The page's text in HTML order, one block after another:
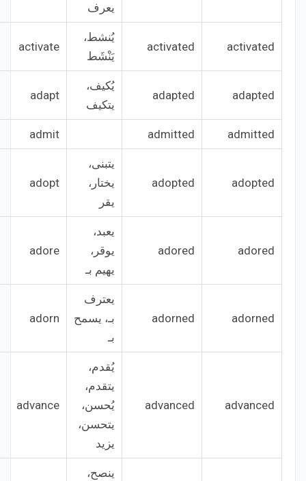
يعرف
activated
activated
يُنشط،
يَنْشَط
activate
adapted
adapted
يُكيف،
يتكيف
adapt
admitted
admitted
admit
adopted
adopted
يتبنى،
يختار،
يقر
adopt
adored
adored
يعبد،
يوقر،
يهيم بـ
adore
adorned
adorned
يعترف
بـ، يسمح
بـ
adorn
advanced
advanced
يُقدم،
يتقدم،
يُحسن،
يتحسن،
يزيد
advance
ينصح،